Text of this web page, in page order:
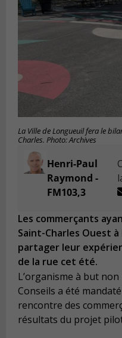
La Ville de Longueuil fera le
Charles. Photo: Archives
Henri-Paul
Raymond -
FM103,3
Les commerçants
Saint-Charles Ouest
partager leur
de la rue cet été.
L’organisme à but
Conseils a été
rencontre des
résultats du projet